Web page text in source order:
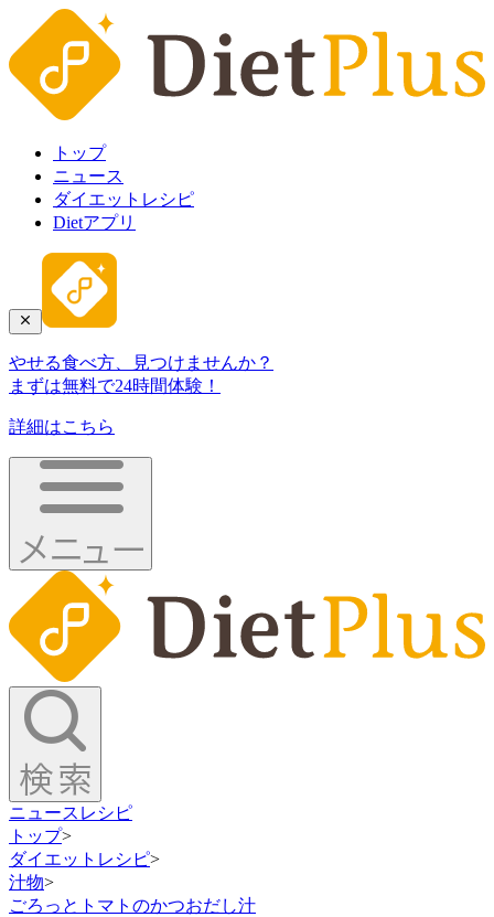
トップ
ニュース
ダイエットレシピ
Dietアプリ
やせる食べ方、見つけませんか？
まずは無料で24時間体験！
詳細はこちら
ニュース レシピ
トップ>
ダイエットレシピ>
汁物>
ごろっとトマトのかつおだし汁